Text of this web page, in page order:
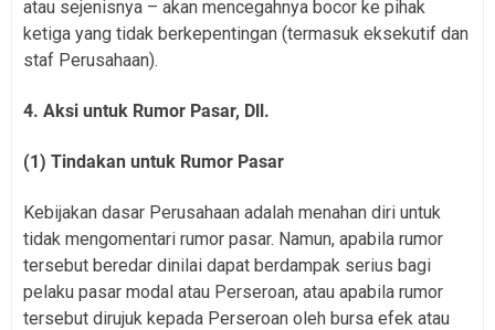
atau sejenisnya – akan mencegahnya bocor ke pihak
ketiga yang tidak berkepentingan (termasuk eksekutif dan
staf Perusahaan).
4. Aksi untuk Rumor Pasar, Dll.
(1) Tindakan untuk Rumor Pasar
Kebijakan dasar Perusahaan adalah menahan diri untuk
tidak mengomentari rumor pasar. Namun, apabila rumor
tersebut beredar dinilai dapat berdampak serius bagi
pelaku pasar modal atau Perseroan, atau apabila rumor
tersebut dirujuk kepada Perseroan oleh bursa efek atau